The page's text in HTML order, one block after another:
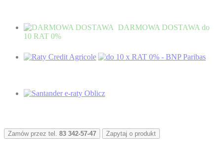
DARMOWA DOSTAWA do
10 RAT 0%
Zamów przez tel. 83 342-57-47 Zapytaj o produkt